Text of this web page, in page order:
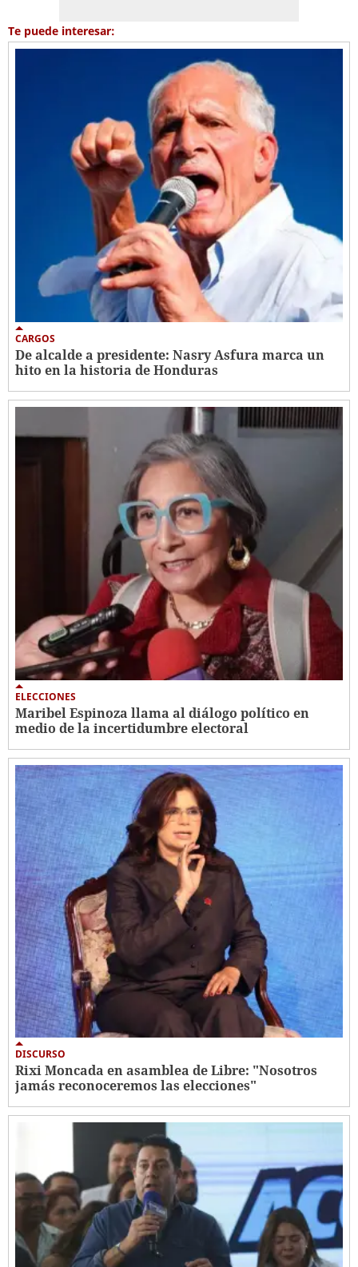
Te puede interesar:
CARGOS
De alcalde a presidente: Nasry Asfura marca un
hito en la historia de Honduras
ELECCIONES
Maribel Espinoza llama al diálogo político en
medio de la incertidumbre electoral
DISCURSO
Rixi Moncada en asamblea de Libre: "Nosotros
jamás reconoceremos las elecciones"